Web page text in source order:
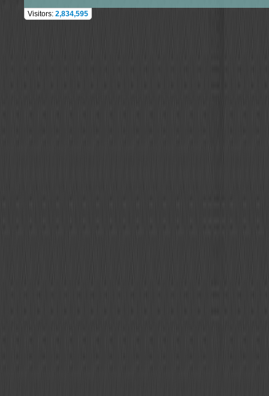
Visitors: 2,834,595